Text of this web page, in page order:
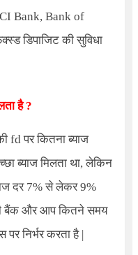
Bank, Bank of
डिपाजिट की सुविधा
है ?
fd पर कितना ब्याज
ब्याज मिलता था, लेकिन
दर 7% से लेकर 9%
बैंक और आप कितने समय
निर्भर करता है |